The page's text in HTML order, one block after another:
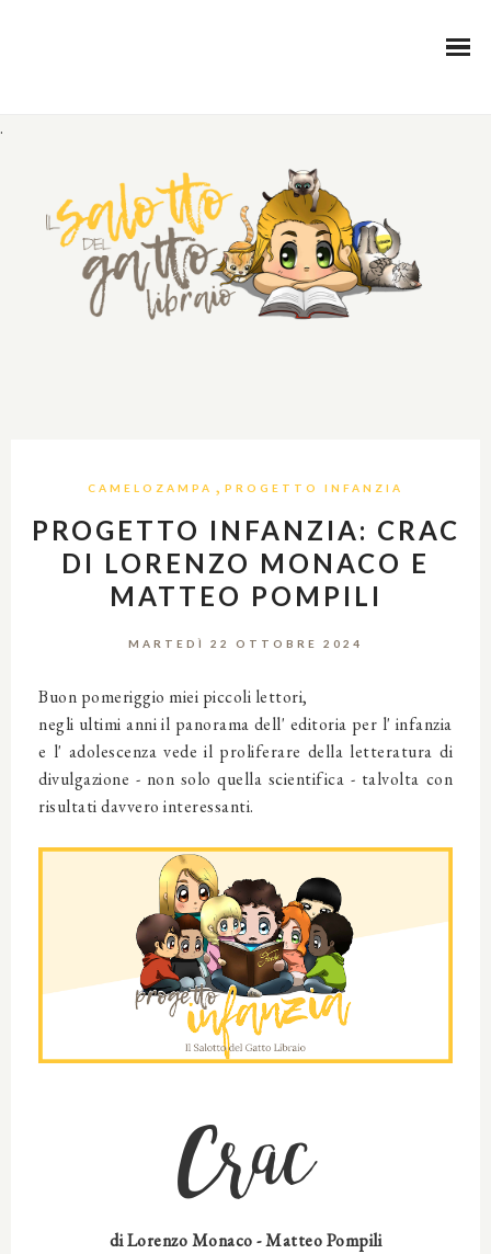
.
CAMELOZAMPA , PROGETTO INFANZIA
PROGETTO INFANZIA: CRAC
DI LORENZO MONACO E
MATTEO POMPILI
MARTEDÌ 22 OTTOBRE 2024
Buon pomeriggio miei piccoli lettori,
negli ultimi anni il panorama dell' editoria per l' infanzia
e l' adolescenza vede il proliferare della letteratura di
divulgazione - non solo quella scientifica - talvolta con
risultati davvero interessanti.
Crac
diLorenzo Monaco -Matteo Pompili